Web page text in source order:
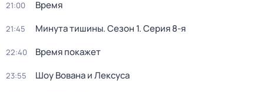
21:00 Время
21:45 Минута тишины. Сезон 1. Серия 8-я
22:40 Время покажет
23:55 Шоу Вована и Лексуса